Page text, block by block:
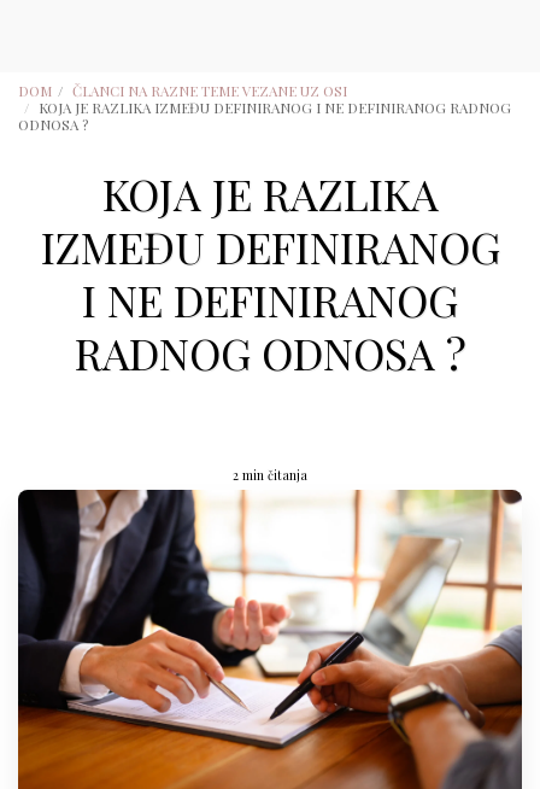
DOM
ČLANCI NA RAZNE TEME VEZANE UZ OSI
KOJA JE RAZLIKA IZMEĐU DEFINIRANOG I NE DEFINIRANOG RADNOG
ODNOSA ?
KOJA JE RAZLIKA
IZMEĐU DEFINIRANOG
I NE DEFINIRANOG
RADNOG ODNOSA ?
2 min čitanja